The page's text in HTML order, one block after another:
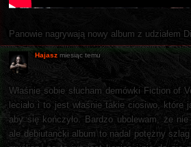
Panowie nagrywają nowy album z udziałem
Hajasz miesiąc temu
Właśnie sobie słucham demówki Fiction of
leciało i to jest właśnie takie ciosiwo, które
aby się kończyło. Bardzo ubolewam, że
ale debiutancki album to nadal potężny